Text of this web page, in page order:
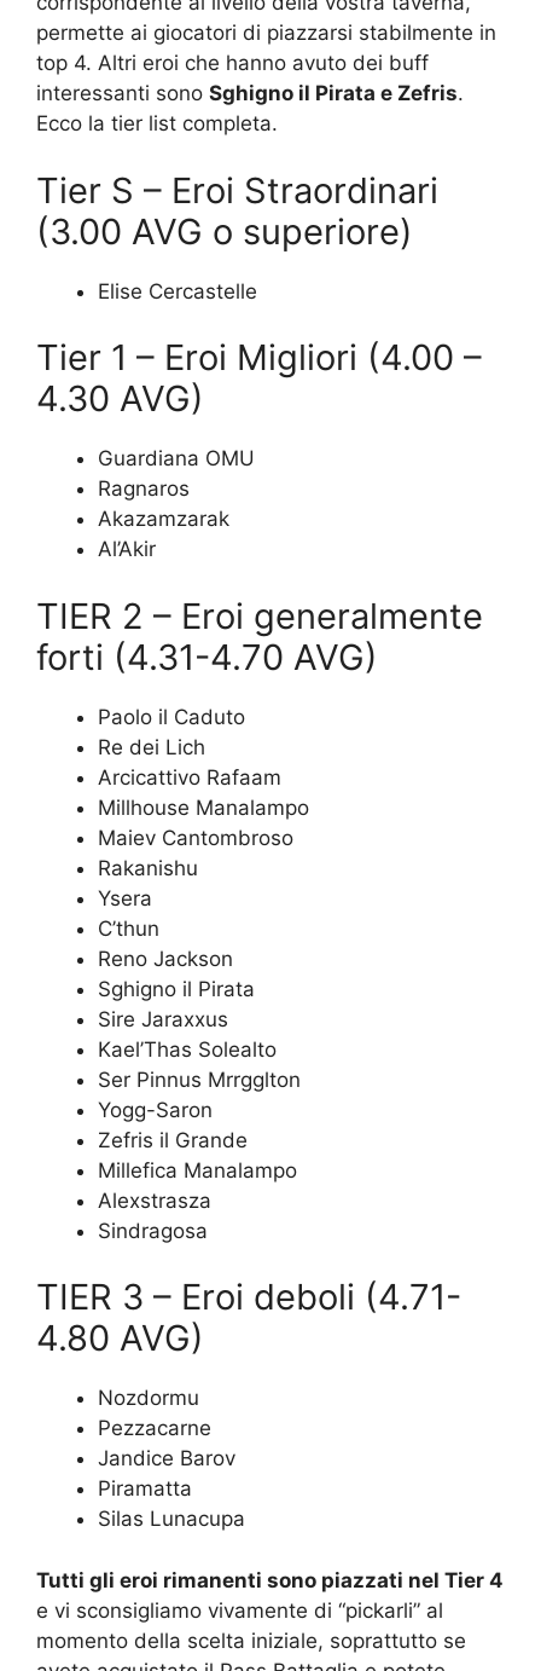
permette ai giocatori di piazzarsi stabilmente in
top 4. Altri eroi che hanno avuto dei buff
interessanti sono Sghigno il Pirata e Zefris.
Ecco la tier list completa.
Tier S – Eroi Straordinari
(3.00 AVG o superiore)
Elise Cercastelle
Tier 1 – Eroi Migliori (4.00 –
4.30 AVG)
Guardiana OMU
Ragnaros
Akazamzarak
Al’Akir
TIER 2 – Eroi generalmente
forti (4.31-4.70 AVG)
Paolo il Caduto
Re dei Lich
Arcicattivo Rafaam
Millhouse Manalampo
Maiev Cantombroso
Rakanishu
Ysera
C’thun
Reno Jackson
Sghigno il Pirata
Sire Jaraxxus
Kael’Thas Solealto
Ser Pinnus Mrrgglton
Yogg-Saron
Zefris il Grande
Millefica Manalampo
Alexstrasza
Sindragosa
TIER 3 – Eroi deboli (4.71-
4.80 AVG)
Nozdormu
Pezzacarne
Jandice Barov
Piramatta
Silas Lunacupa
Tutti gli eroi rimanenti sono piazzati nel Tier 4
e vi sconsigliamo vivamente di “pickarli” al
momento della scelta iniziale, soprattutto se